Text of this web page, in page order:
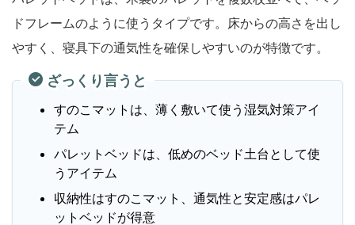
ドフレームのように使うタイプです。床からの高さを出し
やすく、寝具下の通気性を確保しやすいのが特徴です。
ざっくり言うと
すのこマットは、薄く敷いて使う湿気対策アイ
テム
パレットベッドは、低めのベッド土台として使
うアイテム
収納性はすのこマット、通気性と安定感はパレ
ットベッドが得意